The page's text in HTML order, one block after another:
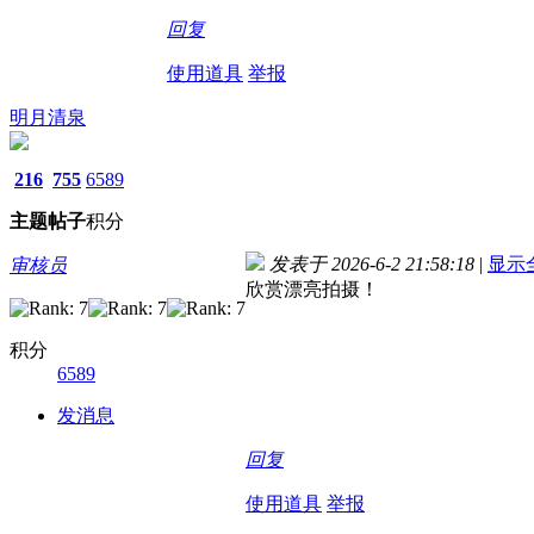
回复
使用道具 举报
明月清泉
216
主题
755
帖子
6589
积分
审核员
积分
6589
发消息
发表于 2026-6-2 21:58:18 | 显示
欣赏漂亮拍摄！
回复
使用道具 举报